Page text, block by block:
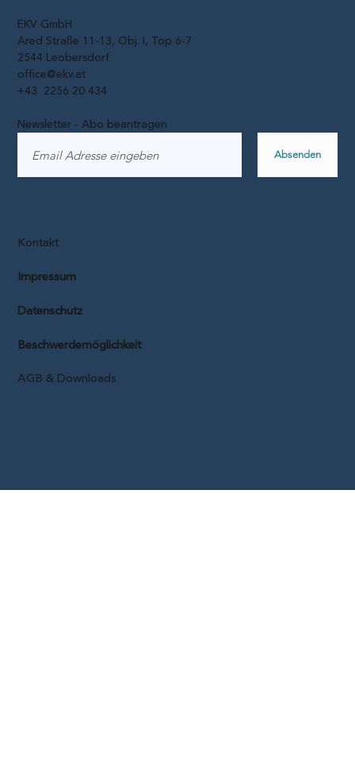
EKV GmbH
Ared Straße 11-13, Obj. I, Top 6-7
2544 Leobersdorf
office@ekv.at
+43 2256 20 434
Kontakt
Impressum
Datenschutz
AGB & Downloads
Beschwerdemöglichkeit
Newsletter - Abo beantragen
Absenden